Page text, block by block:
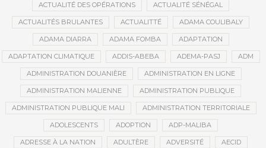
ACTUALITÉ DES OPÉRATIONS ACTUALITÉ SÉNÉGAL
ACTUALITÉS BRULANTES ACTUALITTÉ ADAMA COULIBALY
ADAMA DIARRA ADAMA FOMBA ADAPTATION
ADAPTATION CLIMATIQUE ADDIS-ABEBA ADEMA-PASJ ADM
ADMINISTRATION DOUANIÈRE ADMINISTRATION EN LIGNE
ADMINISTRATION MALIENNE ADMINISTRATION PUBLIQUE
ADMINISTRATION PUBLIQUE MALI ADMINISTRATION TERRITORIALE
ADOLESCENTS ADOPTION ADP-MALIBA
ADRESSE À LA NATION ADULTÈRE ADVERSITÉ AECID